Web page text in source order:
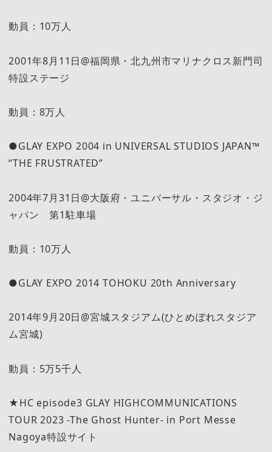
動員：10万人
2001年8月11日@福岡県・北九州市マリナクロス新門司
特設ステージ
動員：8万人
●GLAY EXPO 2004 in UNIVERSAL STUDIOS JAPAN™
“THE FRUSTRATED”
2004年7月31日@大阪府・ユニバーサル・スタジオ・ジ
ャパン 第1駐車場
動員：10万人
●GLAY EXPO 2014 TOHOKU 20th Anniversary
2014年9月20日@宮城スタジアム(ひとめぼれスタジア
ム宮城)
動員：5万5千人
★HC episode3 GLAY HIGHCOMMUNICATIONS
TOUR 2023 -The Ghost Hunter- in Port Messe
Nagoya特設サイト